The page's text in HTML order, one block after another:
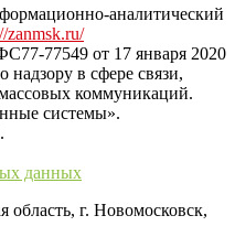
аналитический
zanmsk.ru/
77549 от 17 января 2020
в сфере связи,
коммуникаций.
системы».
данных
область, г. Новомосковск,